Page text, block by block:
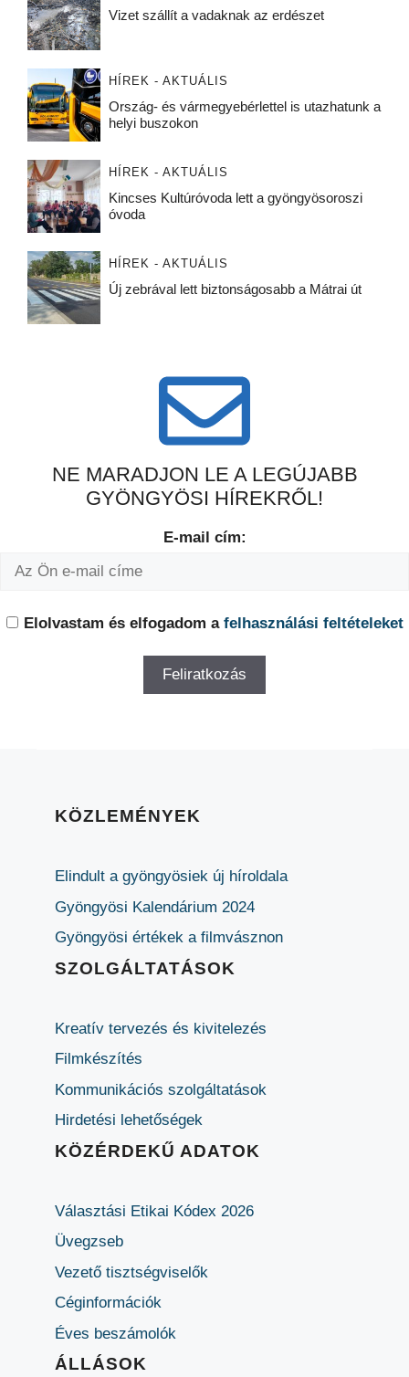
Vizet szállít a vadaknak az erdészet
HÍREK - AKTUÁLIS
Ország- és vármegyebérlettel is utazhatunk a
helyi buszokon
HÍREK - AKTUÁLIS
Kincses Kultúróvoda lett a gyöngyösoroszi
óvoda
HÍREK - AKTUÁLIS
Új zebrával lett biztonságosabb a Mátrai út
NE MARADJON LE A LEGÚJABB
GYÖNGYÖSI HÍREKRŐL!
E-mail cím:
Elolvastam és elfogadom a felhasználási feltételeket
KÖZLEMÉNYEK
Elindult a gyöngyösiek új híroldala
Gyöngyösi Kalendárium 2024
Gyöngyösi értékek a filmvásznon
SZOLGÁLTATÁSOK
Kreatív tervezés és kivitelezés
Filmkészítés
Kommunikációs szolgáltatások
Hirdetési lehetőségek
KÖZÉRDEKŰ ADATOK
Választási Etikai Kódex 2026
Üvegzseb
Vezető tisztségviselők
Céginformációk
Éves beszámolók
ÁLLÁSOK